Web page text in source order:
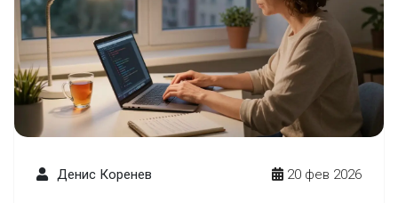
Денис Коренев 20 фев 2026